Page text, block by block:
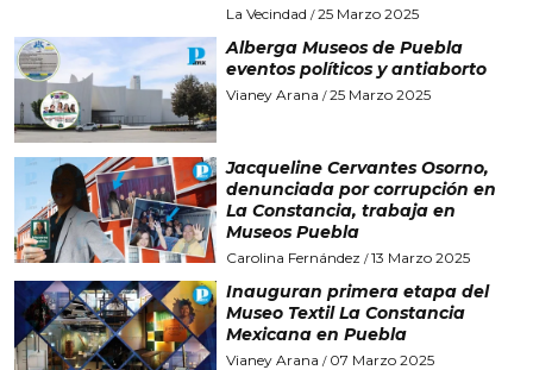
La Vecindad /25 Marzo 2025
Alberga Museos de Puebla
eventos políticos y antiaborto
Vianey Arana /25 Marzo 2025
Jacqueline Cervantes Osorno,
denunciada por corrupción en
La Constancia, trabaja en
Museos Puebla
Carolina Fernández /13 Marzo 2025
Inauguran primera etapa del
Museo Textil La Constancia
Mexicana en Puebla
Vianey Arana / 07 Marzo 2025